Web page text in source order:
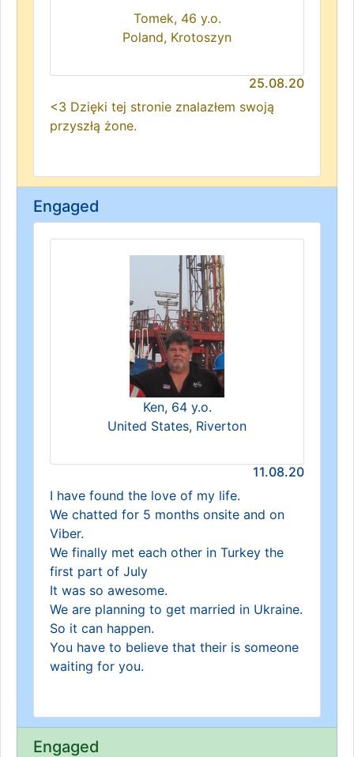
Tomek, 46 y.o.
Poland, Krotoszyn
25.08.20
<3 Dzięki tej stronie znalazłem swoją
przyszłą żone.
Engaged
Ken, 64 y.o.
United States, Riverton
11.08.20
I have found the love of my life.
We chatted for 5 months onsite and on
Viber.
We finally met each other in Turkey the
first part of July
It was so awesome.
We are planning to get married in Ukraine.
So it can happen.
You have to believe that their is someone
waiting for you.
Engaged